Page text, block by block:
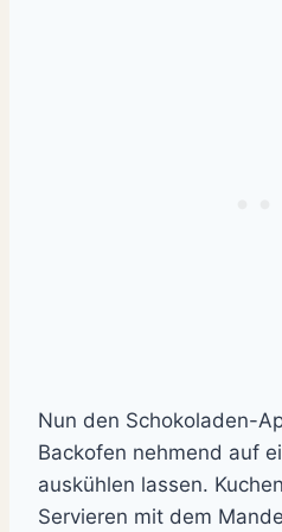
Nun den Schokoladen-
Backofen nehmend auf
auskühlen lassen.
Servieren mit dem